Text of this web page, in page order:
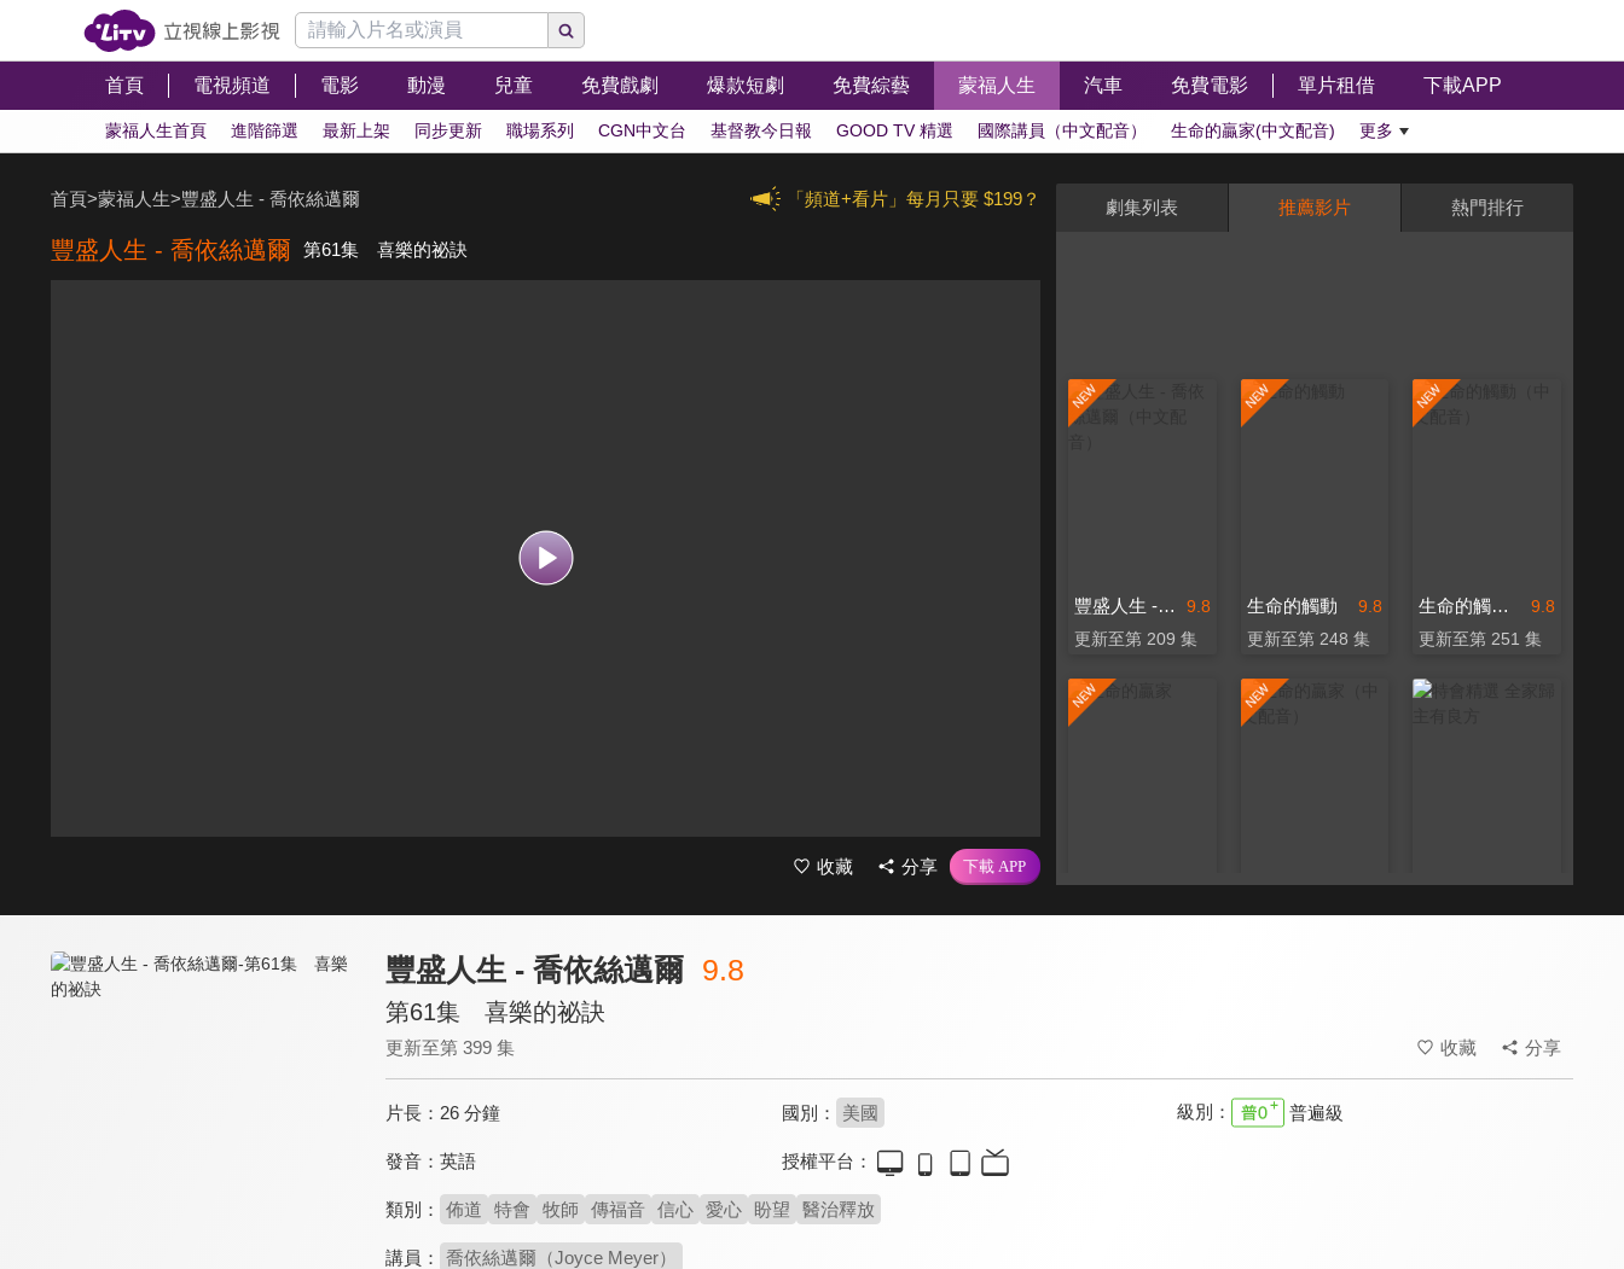
首頁 電視頻道 電影 動漫 兒童 免費戲劇 爆款短劇 免費綜藝 蒙福人生 汽車 免費電影 單片租借 下載APP
蒙福人生首頁 進階篩選 最新上架 同步更新 職場系列 CGN中文台 基督教今日報 GOOD TV 精選 國際講員（中文配音） 生命的贏家(中文配音) 更多
「頻道+看片」每月只要 $199？
首頁>蒙福人生>豐盛人生 - 喬依絲邁爾
豐盛人生 - 喬依絲邁爾 第61集 喜樂的祕訣
收藏 分享
劇集列表 推薦影片 熱門排行
9.8
豐盛人生 - 喬依絲邁爾（中文配音）
更新至第 209 集
9.8
生命的觸動
更新至第 248 集
9.8
生命的觸動（中文配音）
更新至第 251 集
豐盛人生 - 喬依絲邁爾 9.8
第61集 喜樂的祕訣
更新至第 399 集 收藏 分享
片長： 26 分鐘 國別： 美國 級別： 普遍級
發音： 英語 授權平台：
類別： 佈道 特會 牧師 傳福音 信心 愛心 盼望 醫治釋放
講員： 喬依絲邁爾（Joyce Meyer）